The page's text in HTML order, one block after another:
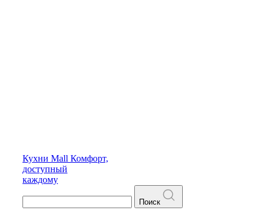
Кухни Mall Комфорт,
доступный
каждому
Поиск